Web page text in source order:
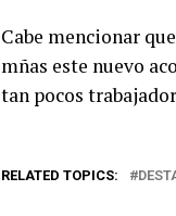
Cabe mencionar
mñas este nuevo
tan pocos
RELATED TOPICS: